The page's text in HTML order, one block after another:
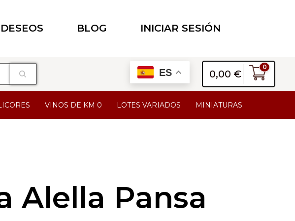
BLOG INICIAR SESIÓN
ES 0,00 €
0
VINOS DE KM 0 LOTES VARIADOS MINIATURAS
Alella Pansa